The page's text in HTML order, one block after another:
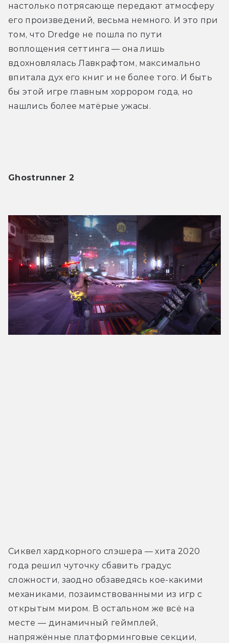
настолько потрясающе передают атмосферу
его произведений, весьма немного. И это при
том, что Dredge не пошла по пути
воплощения сеттинга — она лишь
вдохновлялась Лавкрафтом, максимально
впитала дух его книг и не более того. И быть
бы этой игре главным хоррором года, но
нашлись более матёрые ужасы.
Ghostrunner 2
Сиквел хардкорного слэшера — хита 2020
года решил чуточку сбавить градус
сложности, заодно обзаведясь кое-какими
механиками, позаимствованными из игр с
открытым миром. В остальном же всё на
месте — динамичный геймплей,
напряжённые платформинговые секции,